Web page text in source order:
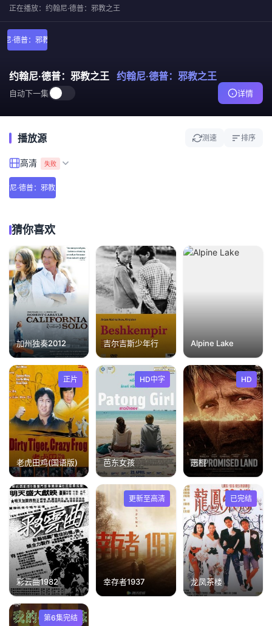
正在播放：约翰尼·德普：邪教之王
尼·德普：邪教之王
约翰尼·德普：邪教之王 约翰尼·德普：邪教之王
自动下一集 详情
播放源 测速 排序
高清 失败
翰尼·德普：邪教之王
猜你喜欢
加州独奏2012 吉尔吉斯少年行 Alpine Lake
正片
老虎田鸡(国语版)
HD中字
芭东女孩
HD
恶棍
彩云曲1982
更新至高清
幸存者1937
已完结
龙凤茶楼
第6集完结